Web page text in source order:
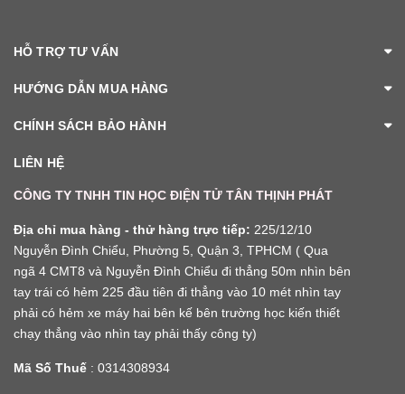
HỖ TRỢ TƯ VẤN
HƯỚNG DẪN MUA HÀNG
CHÍNH SÁCH BẢO HÀNH
LIÊN HỆ
CÔNG TY TNHH TIN HỌC ĐIỆN TỬ TÂN THỊNH PHÁT
Địa chỉ mua hàng - thử hàng trực tiếp: 225/12/10
Nguyễn Đình Chiểu, Phường 5, Quận 3, TPHCM ( Qua
ngã 4 CMT8 và Nguyễn Đình Chiểu đi thẳng 50m nhìn bên
tay trái có hẻm 225 đầu tiên đi thẳng vào 10 mét nhìn tay
phải có hẻm xe máy hai bên kế bên trường học kiến thiết
chạy thẳng vào nhìn tay phải thấy công ty)
Mã Số Thuế : 0314308934